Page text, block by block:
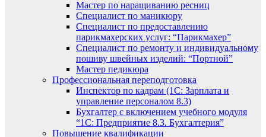
Мастер по наращиванию ресниц
Специалист по маникюру
Специалист по предоставлению
парикмахерских услуг: “Парикмахер”
Специалист по ремонту и индивидуальному
пошиву швейных изделий: “Портной”
Мастер педикюра
Профессиональная переподготовка
Инспектор по кадрам (1С: Зарплата и
управление персоналом 8.3)
Бухгалтер с включением учебного модуля
“1С: Предприятие 8.3. Бухгалтерия”
Повышение квалификации